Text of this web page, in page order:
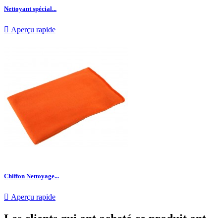
Nettoyant spécial...
 Aperçu rapide
Chiffon Nettoyage...
 Aperçu rapide